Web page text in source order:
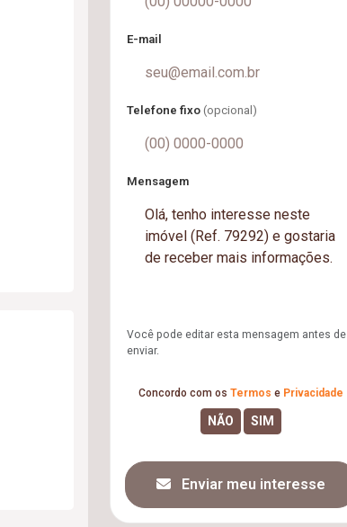
E-mail
Telefone fixo (opcional)
Mensagem
Você pode editar esta mensagem antes de
enviar.
Concordo com os Termos e Privacidade
Enviar meu interesse